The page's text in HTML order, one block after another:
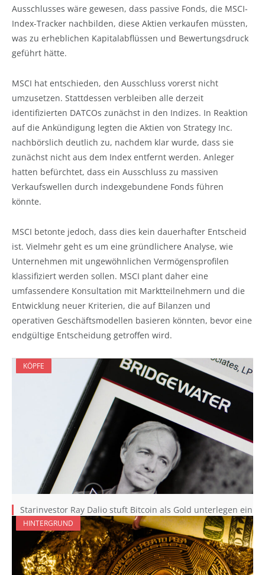
Ausschlusses wäre gewesen, dass passive Fonds, die MSCI-
Index-Tracker nachbilden, diese Aktien verkaufen müssten,
was zu erheblichen Kapitalabflüssen und Bewertungsdruck
geführt hätte.
MSCI hat entschieden, den Ausschluss vorerst nicht
umzusetzen. Stattdessen verbleiben alle derzeit
identifizierten DATCOs zunächst in den Indizes. In Reaktion
auf die Ankündigung legten die Aktien von Strategy Inc.
nachbörslich deutlich zu, nachdem klar wurde, dass sie
zunächst nicht aus dem Index entfernt werden. Anleger
hatten befürchtet, dass ein Ausschluss zu massiven
Verkaufswellen durch indexgebundene Fonds führen
könnte.
MSCI betonte jedoch, dass dies kein dauerhafter Entscheid
ist. Vielmehr geht es um eine gründlichere Analyse, wie
Unternehmen mit ungewöhnlichen Vermögensprofilen
klassifiziert werden sollen. MSCI plant daher eine
umfassendere Konsultation mit Marktteilnehmern und die
Entwicklung neuer Kriterien, die auf Bilanzen und
operativen Geschäftsmodellen basieren könnten, bevor eine
endgültige Entscheidung getroffen wird.
KÖPFE
Starinvestor Ray Dalio stuft Bitcoin als Gold unterlegen ein
HINTERGRUND